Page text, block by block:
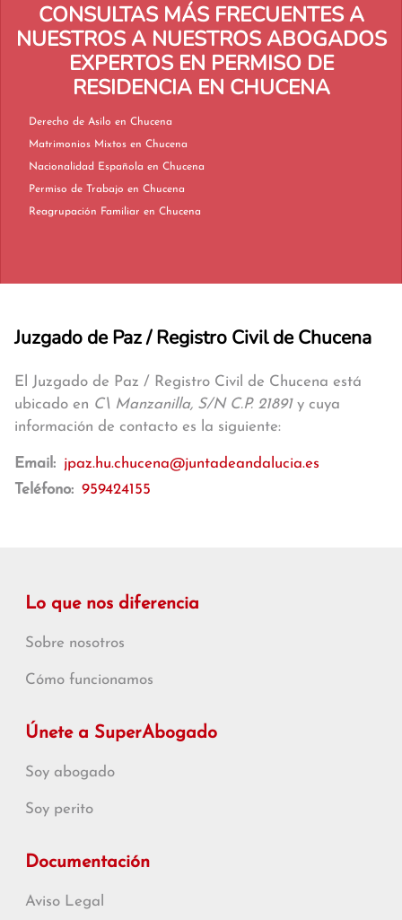
CONSULTAS MÁS FRECUENTES A
NUESTROS A NUESTROS ABOGADOS
EXPERTOS EN PERMISO DE
RESIDENCIA EN CHUCENA
Derecho de Asilo en Chucena
Matrimonios Mixtos en Chucena
Nacionalidad Española en Chucena
Permiso de Trabajo en Chucena
Reagrupación Familiar en Chucena
Juzgado de Paz / Registro Civil de Chucena
El Juzgado de Paz / Registro Civil de Chucena está
ubicado en C\ Manzanilla, S/N C.P. 21891y cuya
información de contacto es la siguiente:
Email: jpaz.hu.chucena@juntadeandalucia.es
Teléfono: 959424155
Lo que nos diferencia
Sobre nosotros
Cómo funcionamos
Únete a SuperAbogado
Soy abogado
Soy perito
Documentación
Aviso Legal